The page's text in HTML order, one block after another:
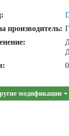
производитель:
модификации